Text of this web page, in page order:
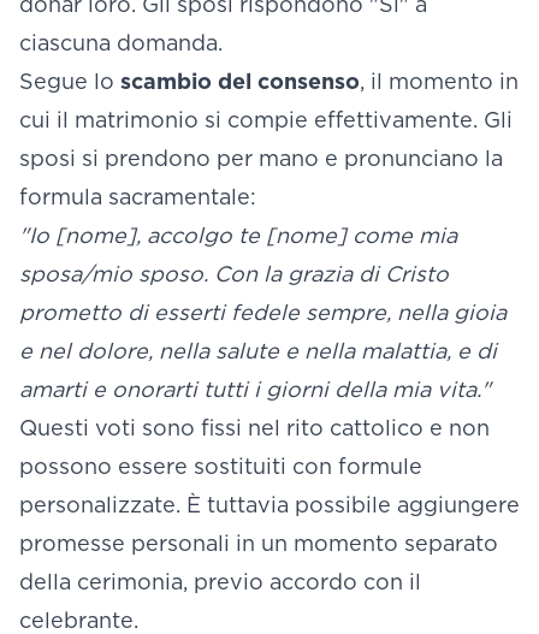
ciascuna domanda.
Segue lo scambio del consenso, il momento in
cui il matrimonio si compie effettivamente. Gli
sposi si prendono per mano e pronunciano la
formula sacramentale:
"Io [nome], accolgo te [nome] come mia
sposa/mio sposo. Con la grazia di Cristo
prometto di esserti fedele sempre, nella gioia
e nel dolore, nella salute e nella malattia, e di
amarti e onorarti tutti i giorni della mia vita."
Questi voti sono fissi nel rito cattolico e non
possono essere sostituiti con formule
personalizzate. È tuttavia possibile aggiungere
promesse personali in un momento separato
della cerimonia, previo accordo con il
celebrante.